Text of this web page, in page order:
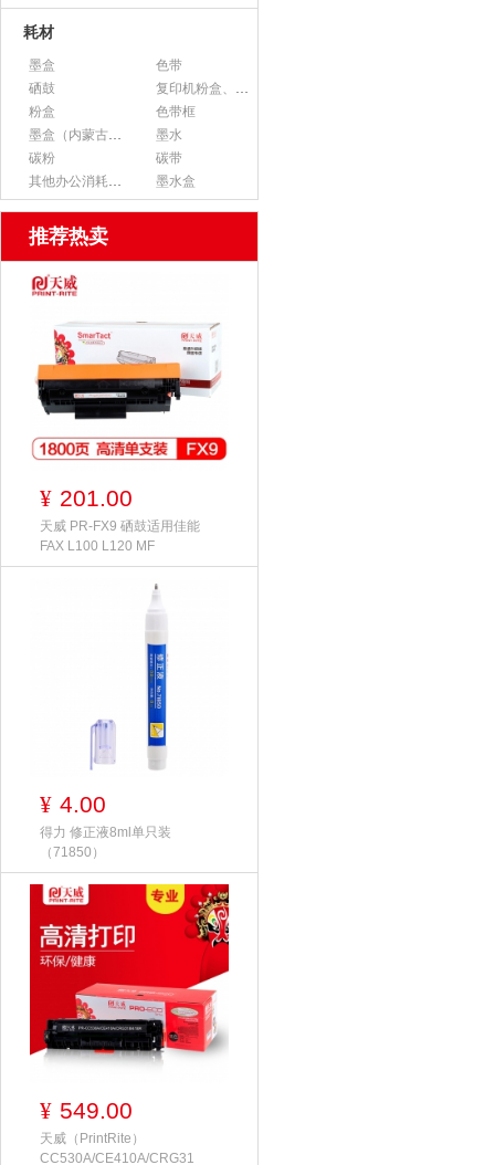
耗材
墨盒
色带
硒鼓
复印机粉盒、墨粉
粉盒
色带框
墨盒（内蒙古专用）
墨水
碳粉
碳带
其他办公消耗用品
墨水盒
推荐热卖
¥ 201.00
天威 PR-FX9 硒鼓适用佳能
FAX L100 L120 MF
¥ 4.00
得力 修正液8ml单只装
（71850）
¥ 549.00
天威（PrintRite）
CC530A/CE410A/CRG31